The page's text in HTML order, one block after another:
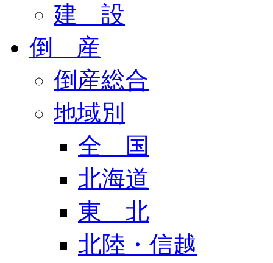
建 設
倒 産
倒産総合
地域別
全 国
北海道
東 北
北陸・信越